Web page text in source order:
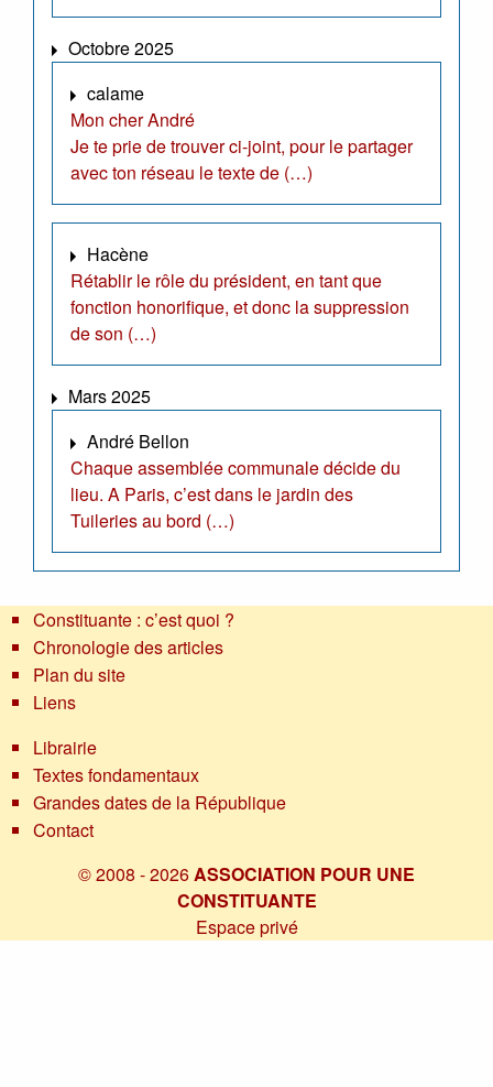
Octobre 2025
calame
Mon cher André
Je te prie de trouver ci-joint, pour le partager
avec ton réseau le texte de (…)
Hacène
Rétablir le rôle du président, en tant que
fonction honorifique, et donc la suppression
de son (…)
Mars 2025
André Bellon
Chaque assemblée communale décide du
lieu. A Paris, c’est dans le jardin des
Tuileries au bord (…)
Constituante : c’est quoi ?
Chronologie des articles
Plan du site
Liens
Librairie
Textes fondamentaux
Grandes dates de la République
Contact
© 2008 - 2026ASSOCIATION POUR UNE
CONSTITUANTE
Espace privé